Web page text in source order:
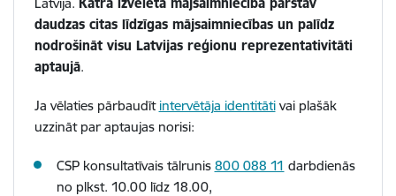
daudzas citas līdzīgas mājsaimniecības un palīdz
nodrošināt visu Latvijas reģionu reprezentativitāti
aptaujā.
Ja vēlaties pārbaudīt intervētāja identitātivai plašāk
uzzināt par aptaujas norisi:
CSP konsultatīvais tālrunis 800 088 11 darbdienās
no plkst. 10.00 līdz 18.00,